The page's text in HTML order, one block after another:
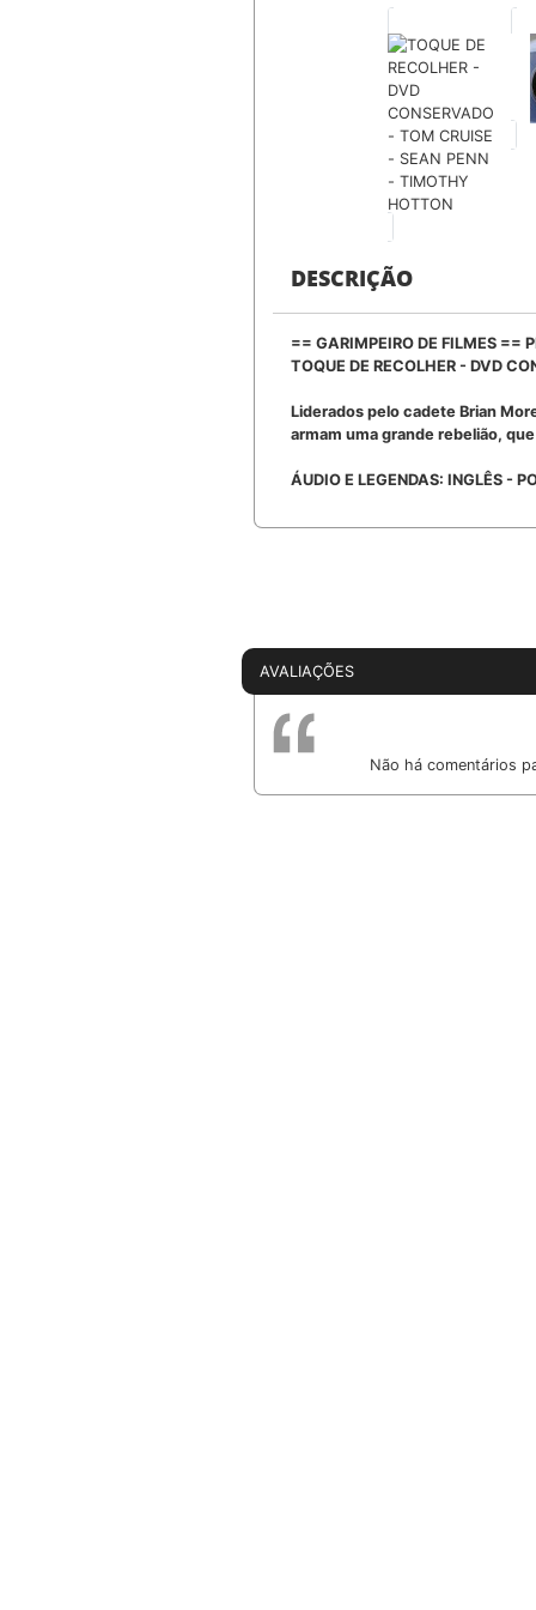
DESCRIÇÃO
== GARIMPEIRO DE FILMES ==
TOQUE DE RECOLHER - DVD
Liderados pelo cadete Brian
armam uma grande rebelião,
ÁUDIO E LEGENDAS: INGLÊS -
AVALIAÇÕES
Não há comentários